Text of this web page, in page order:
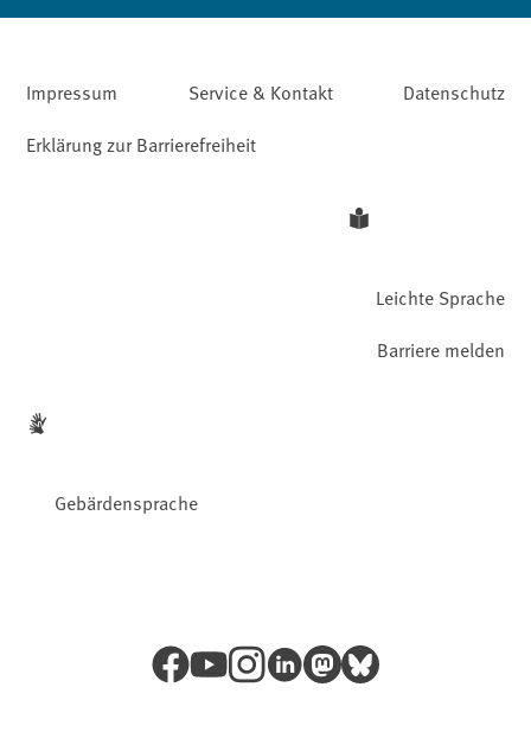
Impressum Service & Kontakt
Datenschutz
Erklärung zur Barrierefreiheit
Leichte Sprache
Gebärdensprache
Barriere melden